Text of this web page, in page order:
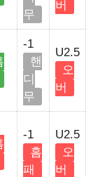
무
버
-1
핸
디
무
U2.5
오
버
-1
홈
패
U2.5
오
버